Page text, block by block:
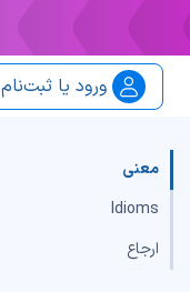
ورود یا ثبت‌نام
معنی
Idioms
ارجاع